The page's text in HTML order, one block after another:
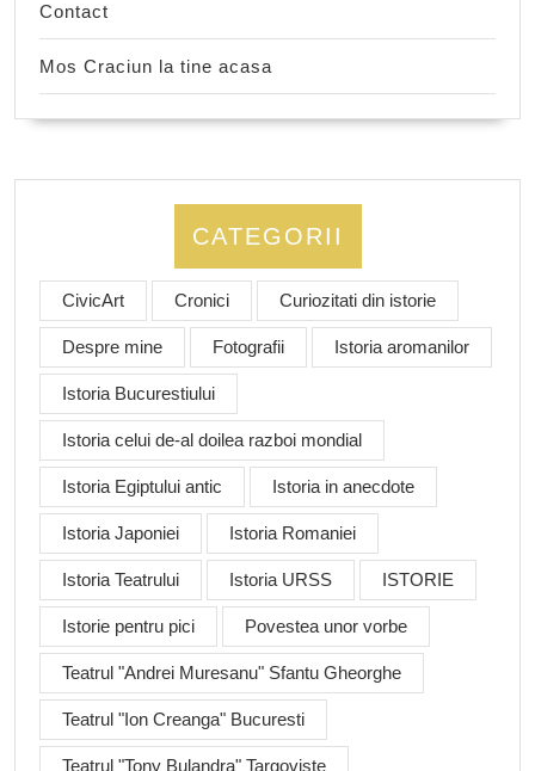
Contact
Mos Craciun la tine acasa
CATEGORII
CivicArt Cronici Curiozitati din istorie
Despre mine Fotografii Istoria aromanilor
Istoria Bucurestiului
Istoria celui de-al doilea razboi mondial
Istoria Egiptului antic Istoria in anecdote
Istoria Japoniei Istoria Romaniei
Istoria Teatrului Istoria URSS ISTORIE
Istorie pentru pici Povestea unor vorbe
Teatrul "Andrei Muresanu" Sfantu Gheorghe
Teatrul "Ion Creanga" Bucuresti
Teatrul "Tony Bulandra" Targoviste